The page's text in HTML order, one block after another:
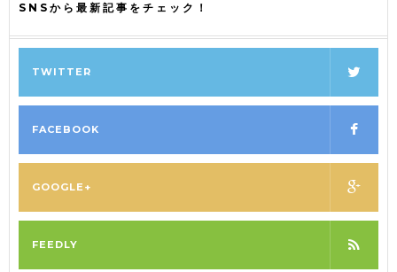
SNSから最新記事をチェック！
TWITTER
FACEBOOK
GOOGLE+
FEEDLY